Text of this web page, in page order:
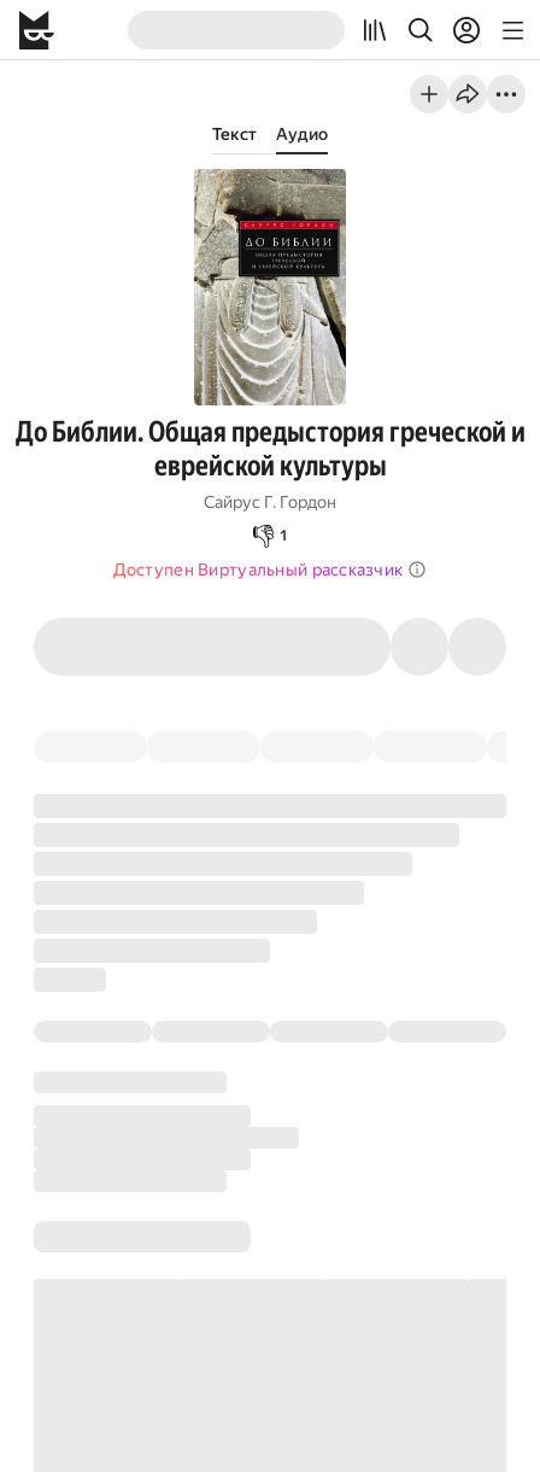
Текст Аудио
До Библии. Общая предыстория греческой и
еврейской культуры
Сайрус Г. Гордон
👎 1
Доступен Виртуальный рассказчик